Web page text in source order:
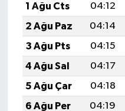
1 Ağu Cts
04:12
2 Ağu Paz
04:14
3 Ağu Pts
04:15
4 Ağu Sal
04:17
5 Ağu Çar
04:18
6 Ağu Per
04:19